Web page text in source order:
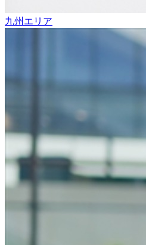
九州エリア